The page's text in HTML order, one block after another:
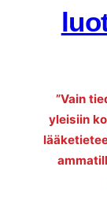
”Vain
yleisiin